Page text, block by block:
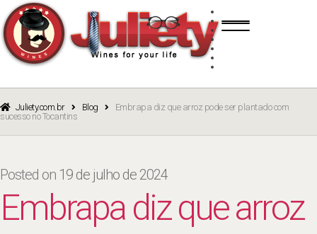
navigation
content
BRANCO
ROSÉ
Juliety.com.br Blog
Embrapa diz que arroz pode ser plantado com
sucesso no Tocantins
Posted on 19 de julho de 2024
Embrapa diz que arroz